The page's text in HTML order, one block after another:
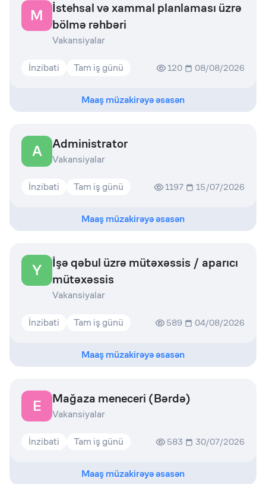
M
İstehsal və xammal planlaması üzrə
bölmə rəhbəri
Vakansiyalar
İnzibati Tam iş günü 120 08/08/2026
Maaş müzakirəyə əsasən
A Administrator
Vakansiyalar
İnzibati Tam iş günü 1197 15/07/2026
Maaş müzakirəyə əsasən
Y
İşə qəbul üzrə mütəxəssis / aparıcı
mütəxəssis
Vakansiyalar
İnzibati Tam iş günü 589 04/08/2026
Maaş müzakirəyə əsasən
E Mağaza meneceri (Bərdə)
Vakansiyalar
İnzibati Tam iş günü 583 30/07/2026
Maaş müzakirəyə əsasən